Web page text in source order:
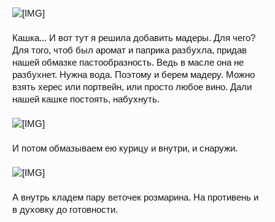
Кашка... И вот тут я решила добавить мадеры. Для чего?
Для того, чтоб был аромат и паприка разбухла, придав
нашей обмазке пастообразность. Ведь в масле она не
разбухнет. Нужна вода. Поэтому и берем мадеру. Можно
взять херес или портвейн, или просто любое вино. Дали
нашей кашке постоять, набухнуть.
И потом обмазываем ею курицу и внутри, и снаружи.
А внутрь кладем пару веточек розмарина. На противень и
в духовку до готовности.